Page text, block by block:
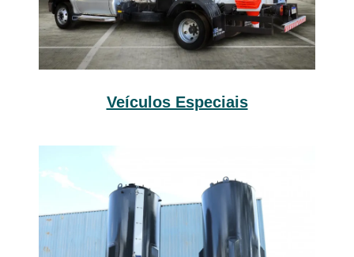
Veículos Especiais